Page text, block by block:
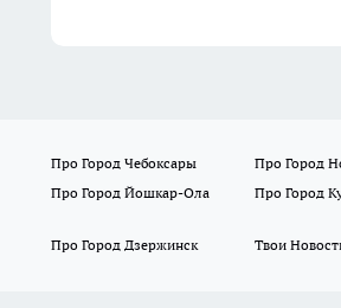
Про Город Чебоксары Про Город
Про Город Йошкар-Ола
Про Город
Про Город Дзержинск
Твои